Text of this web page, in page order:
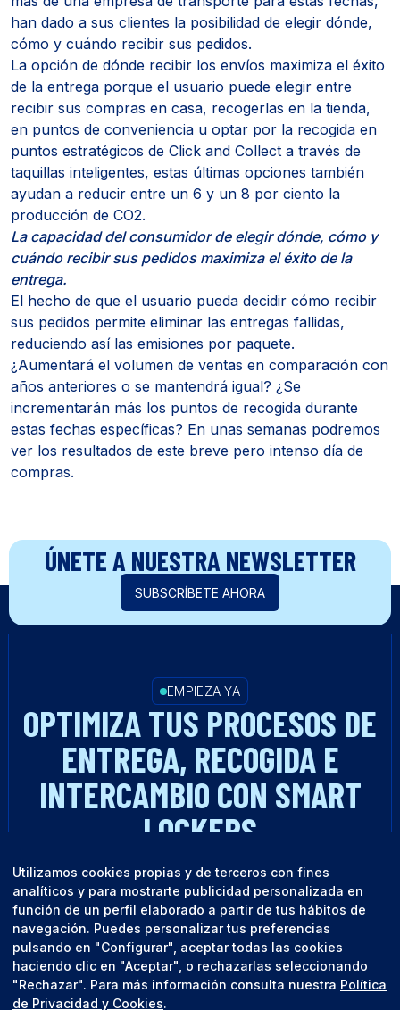
han dado a sus clientes la posibilidad de elegir dónde,
cómo y cuándo recibir sus pedidos.
La opción de dónde recibir los envíos maximiza el éxito
de la entrega porque el usuario puede elegir entre
recibir sus compras en casa, recogerlas en la tienda,
en puntos de conveniencia u optar por la recogida en
puntos estratégicos de Click and Collect a través de
taquillas inteligentes, estas últimas opciones también
ayudan a reducir entre un 6 y un 8 por ciento la
producción de CO2.
La capacidad del consumidor de elegir dónde, cómo y
cuándo recibir sus pedidos maximiza el éxito de la
entrega.
El hecho de que el usuario pueda decidir cómo recibir
sus pedidos permite eliminar las entregas fallidas,
reduciendo así las emisiones por paquete.
¿Aumentará el volumen de ventas en comparación con
años anteriores o se mantendrá igual? ¿Se
incrementarán más los puntos de recogida durante
estas fechas específicas? En unas semanas podremos
ver los resultados de este breve pero intenso día de
compras.
ÚNETE A NUESTRA NEWSLETTER
SUBSCRÍBETE AHORA
EMPIEZA YA
OPTIMIZA TUS PROCESOS DE
ENTREGA, RECOGIDA E
INTERCAMBIO CON SMART
LOCKERS
HABLA CON UN EXPERTO
Utilizamos cookies propias y de terceros con fines
analíticos y para mostrarte publicidad personalizada en
función de un perfil elaborado a partir de tus hábitos de
navegación. Puedes personalizar tus preferencias
pulsando en "Configurar", aceptar todas las cookies
haciendo clic en "Aceptar", o rechazarlas seleccionando
"Rechazar". Para más información consulta nuestra Política
de Privacidad y Cookies.